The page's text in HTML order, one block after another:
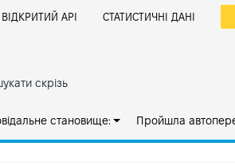
ВІДКРИТИЙ АРІ СТАТИСТИЧНІ ДАНІ
скрізь
становище: Пройшла